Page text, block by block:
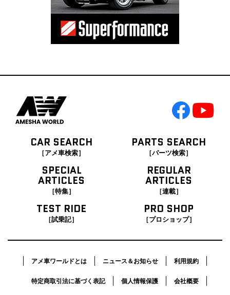
CAR SEARCH
［アメ車検索］
PARTS SEARCH
［パーツ検索］
SPECIAL
ARTICLES
［特集］
REGULAR
ARTICLES
［連載］
TEST RIDE
［試乗記］
PRO SHOP
［プロショップ］
アメ車ワールドとは ニュース＆お知らせ 利用規約
特定商取引法に基づく表記 個人情報保護 会社概要